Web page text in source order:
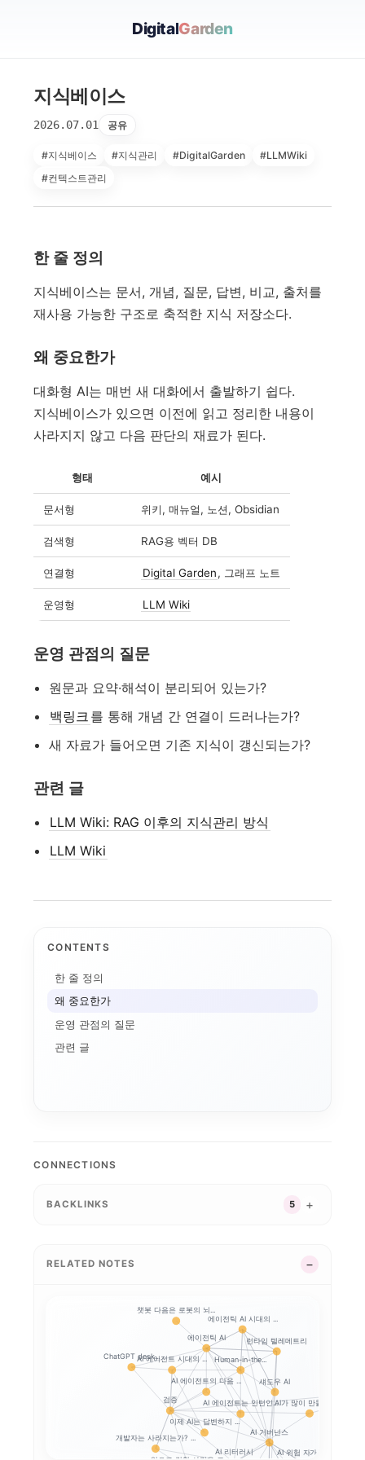
DigitalGarden
지식베이스
2026.07.01 공유
#지식베이스 #지식관리 #DigitalGarden
#LLMWiki
#컨텍스트관리
한 줄 정의
지식베이스는 문서, 개념, 질문, 답변, 비교, 출처를
재사용 가능한 구조로 축적한 지식 저장소다.
왜 중요한가
대화형 AI는 매번 새 대화에서 출발하기 쉽다.
지식베이스가 있으면 이전에 읽고 정리한 내용이
사라지지 않고 다음 판단의 재료가 된다.
형태 예시
문서형 위키, 매뉴얼, 노션, Obsidian
검색형 RAG용 벡터 DB
연결형 Digital Garden, 그래프 노트
운영형 LLM Wiki
운영 관점의 질문
원문과 요약·해석이 분리되어 있는가?
백링크 를 통해 개념 간 연결이 드러나는가?
새 자료가 들어오면 기존 지식이 갱신되는가?
관련 글
LLM Wiki: RAG 이후의 지식관리 방식
LLM Wiki
CONTENTS
한 줄 정의
왜 중요한가
운영 관점의 질문
관련 글
CONNECTIONS
BACKLINKS 5
RELATED NOTES
AI 거버넌스
AI 리터러시 AI 위험 자가진단
에이전틱 AI 시대의 ...
에이전틱 AI
Human-in-the...
런타임 텔레메트리
섀도우 AI
연구용 AI 워크스테이...
CUDA
개발자는 사라지는가? ...
AI 에이전트 시대의 ...
검증
ChatGPT desk...
AI가 많이 만들수록,...
AI 에이전트의 다음 ...
이제 AI는 답변하지 ...
AI 에이전트는 인턴인...
챗봇 다음은 로봇의 뇌...